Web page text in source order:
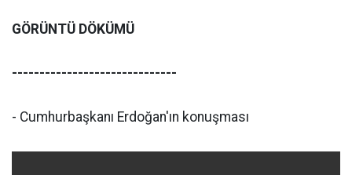
GÖRÜNTÜ DÖKÜMÜ
------------------------------
- Cumhurbaşkanı Erdoğan'ın konuşması